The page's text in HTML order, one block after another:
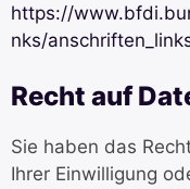
https://
nks/
Recht auf
Sie haben das
Ihrer Einwilligung